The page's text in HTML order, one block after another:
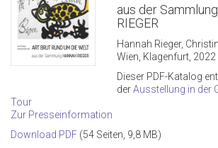
aus der
RIEGER
Hannah Rieger,
Wien, Klagenfurt, 2022
Dieser PDF-Katalog
derAusstellung in der
Tour
Zur Presseinformation
Download PDF (54 Seiten, 9,8 MB)